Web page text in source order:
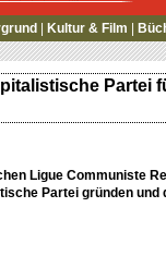
Kultur & Film
Partei
Ligue Communiste
Partei gründen